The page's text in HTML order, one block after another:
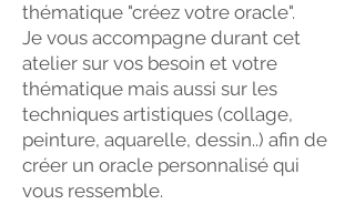
thématique "créez votre oracle".
Je vous accompagne durant cet
atelier sur vos besoin et votre
thématique mais aussi sur les
techniques artistiques (collage,
peinture, aquarelle, dessin..) afin de
créer un oracle personnalisé qui
vous ressemble.